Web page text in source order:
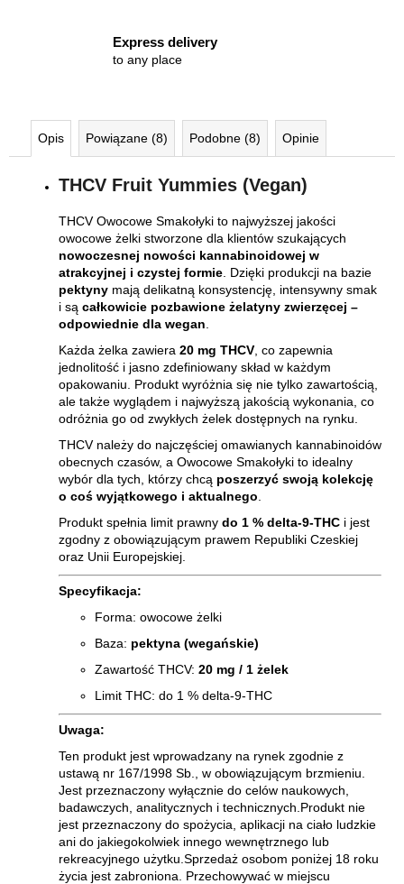
Express delivery
to any place
Opis Powiązane (8) Podobne (8) Opinie
THCV Fruit Yummies (Vegan)
THCV Owocowe Smakołyki to najwyższej jakości
owocowe żelki stworzone dla klientów szukających
nowoczesnej nowości kannabinoidowej w
atrakcyjnej i czystej formie . Dzięki produkcji na bazie
pektyny mają delikatną konsystencję, intensywny smak
i są całkowicie pozbawione żelatyny zwierzęcej –
odpowiednie dla wegan
Każda żelka zawiera 20 mg THCV , co zapewnia
jednolitość i jasno zdefiniowany skład w każdym
opakowaniu. Produkt wyróżnia się nie tylko zawartością,
ale także wyglądem i najwyższą jakością wykonania, co
odróżnia go od zwykłych żelek dostępnych na rynku.
THCV należy do najczęściej omawianych kannabinoidów
obecnych czasów, a Owocowe Smakołyki to idealny
wybór dla tych, którzy chcą poszerzyć swoją kolekcję
o coś wyjątkowego i aktualnego
Produkt spełnia limit prawny do 1 % delta-9-THC i jest
zgodny z obowiązującym prawem Republiki Czeskiej
oraz Unii Europejskiej.
Specyfikacja:
Forma: owocowe żelki
Baza: pektyna (wegańskie)
Zawartość THCV: 20 mg / 1 żelek
Limit THC: do 1 % delta-9-THC
Uwaga:
Ten produkt jest wprowadzany na rynek zgodnie z
ustawą nr 167/1998 Sb., w obowiązującym brzmieniu.
Jest przeznaczony wyłącznie do celów naukowych,
badawczych, analitycznych i technicznych.Produkt nie
jest przeznaczony do spożycia, aplikacji na ciało ludzkie
ani do jakiegokolwiek innego wewnętrznego lub
rekreacyjnego użytku.Sprzedaż osobom poniżej 18 roku
życia jest zabroniona. Przechowywać w miejscu